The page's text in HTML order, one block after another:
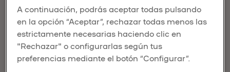
Madrid que harán que cada momento de tu visita
sea mágico. Sorprende a esa persona especial y
disfruta de unos días llenos de romance.
QUÉ HACER EN MADRID EN
PAREJA
A continuación, podrás aceptar todas pulsando
en la opción “Aceptar”, rechazar todas menos las
estrictamente necesarias haciendo clic en
"Rechazar" o configurarlas según tus
preferencias mediante el botón “Configurar”.